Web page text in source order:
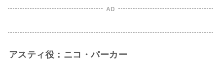
AD
アスティ役：ニコ・パーカー